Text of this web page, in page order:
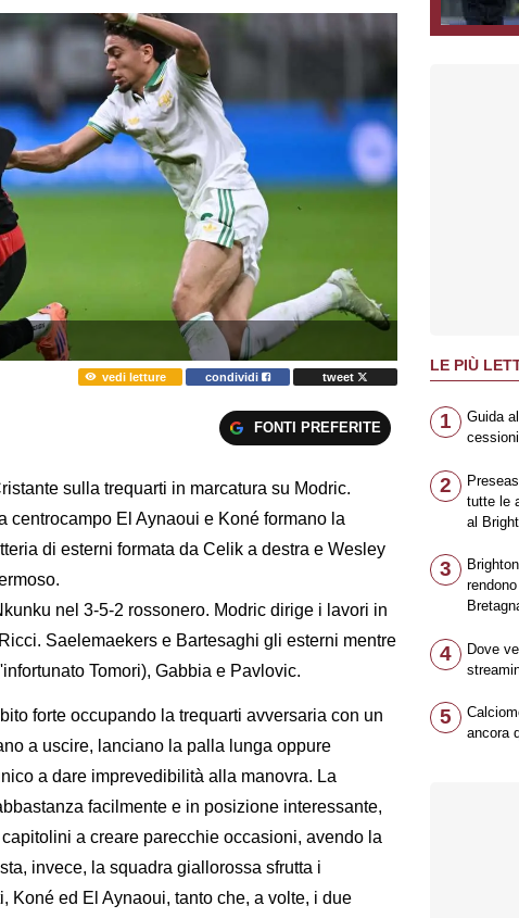
vedi letture condividi tweet
FONTI PREFERITE
sulla trequarti in marcatura su Modric.
centrocampo El Aynaoui e Koné formano la
di esterni formata da Celik a destra e Wesley
nel 3-5-2 rossonero. Modric dirige i lavori in
Saelemaekers e Bartesaghi gli esterni mentre
Tomori), Gabbia e Pavlovic.
forte occupando la trequarti avversaria con un
a uscire, lanciano la palla lunga oppure
a dare imprevedibilità alla manovra. La
facilmente e in posizione interessante,
a creare parecchie occasioni, avendo la
invece, la squadra giallorossa sfrutta i
Koné ed El Aynaoui, tanto che, a volte, i due
LE PIÙ
1
Guida
2
tutte le
al
3
4
Dove
5
ancora